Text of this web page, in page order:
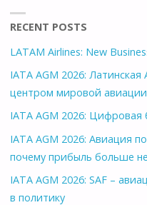
RECENT POSTS
LATAM Airlines: New
IATA AGM 2026:
центром мировой авиации
IATA AGM 2026: Цифровая
IATA AGM 2026: Авиация
почему прибыль больше
IATA AGM 2026: SAF –
в политику